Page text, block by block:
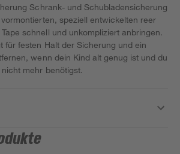
Schrank- und Schubladensicherung
speziell entwickelten reer
schnell und unkompliziert anbringen.
für festen Halt der Sicherung und ein
wenn dein Kind alt genug ist und du
mehr benötigst.